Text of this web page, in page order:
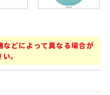
どによって異なる場合が
。